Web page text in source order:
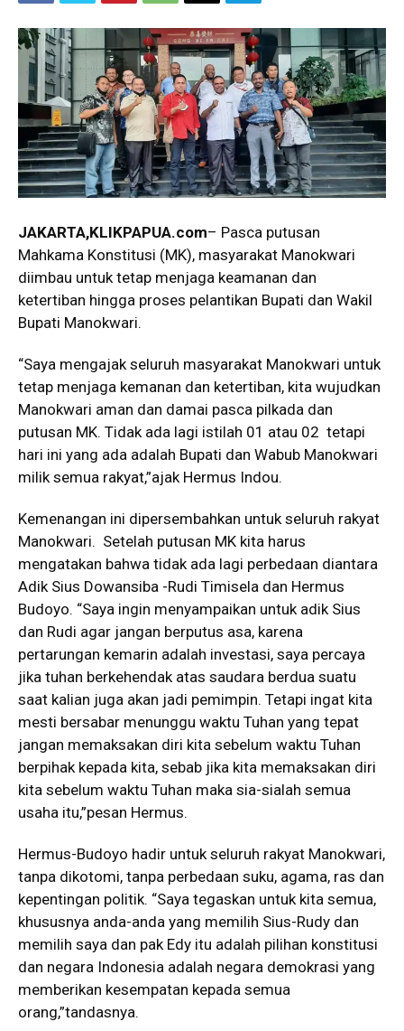
JAKARTA,KLIKPAPUA.com– Pasca putusan
Mahkama Konstitusi (MK), masyarakat Manokwari
diimbau untuk tetap menjaga keamanan dan
ketertiban hingga proses pelantikan Bupati dan Wakil
Bupati Manokwari.
“Saya mengajak seluruh masyarakat Manokwari untuk
tetap menjaga kemanan dan ketertiban, kita wujudkan
Manokwari aman dan damai pasca pilkada dan
putusan MK. Tidak ada lagi istilah 01 atau 02 tetapi
hari ini yang ada adalah Bupati dan Wabub Manokwari
milik semua rakyat,”ajak Hermus Indou.
Kemenangan ini dipersembahkan untuk seluruh rakyat
Manokwari. Setelah putusan MK kita harus
mengatakan bahwa tidak ada lagi perbedaan diantara
Adik Sius Dowansiba -Rudi Timisela dan Hermus
Budoyo. “Saya ingin menyampaikan untuk adik Sius
dan Rudi agar jangan berputus asa, karena
pertarungan kemarin adalah investasi, saya percaya
jika tuhan berkehendak atas saudara berdua suatu
saat kalian juga akan jadi pemimpin. Tetapi ingat kita
mesti bersabar menunggu waktu Tuhan yang tepat
jangan memaksakan diri kita sebelum waktu Tuhan
berpihak kepada kita, sebab jika kita memaksakan diri
kita sebelum waktu Tuhan maka sia-sialah semua
usaha itu,”pesan Hermus.
Hermus-Budoyo hadir untuk seluruh rakyat Manokwari,
tanpa dikotomi, tanpa perbedaan suku, agama, ras dan
kepentingan politik. “Saya tegaskan untuk kita semua,
khususnya anda-anda yang memilih Sius-Rudy dan
memilih saya dan pak Edy itu adalah pilihan konstitusi
dan negara Indonesia adalah negara demokrasi yang
memberikan kesempatan kepada semua
orang,”tandasnya.